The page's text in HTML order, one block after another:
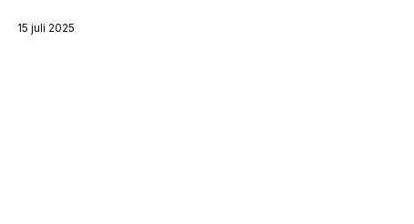
15 juli 2025